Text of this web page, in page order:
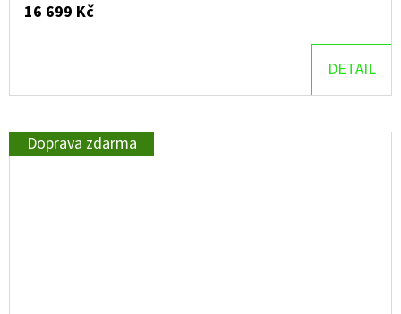
16 699 Kč
DETAIL
Doprava zdarma